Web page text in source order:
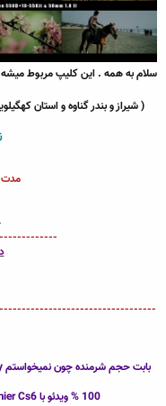
( شیراز و بندر گناوه و استان
مدت
100 % ویدئو با Premier Cs6 بسته شده . ( حتی اسلو موشن ها )